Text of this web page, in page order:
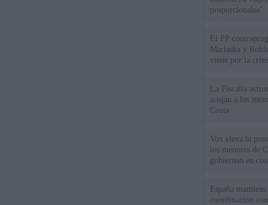
proporcionales"
El PP
Marlaska y
viene por la
La Fiscalía
acojan a los
Ceuta
Vox eleva la
los menores de
gobiernan en
España
coordinación